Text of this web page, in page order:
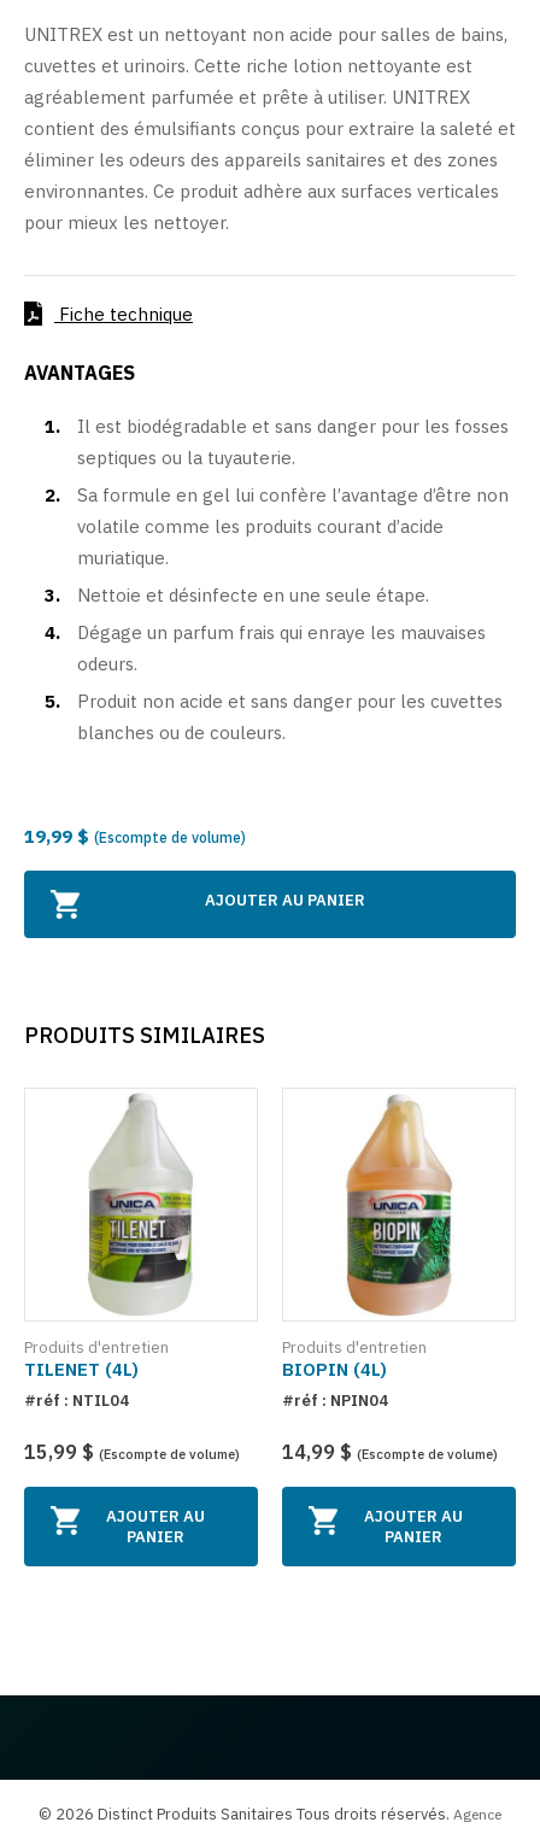
UNITREX est un nettoyant non acide pour salles de bains,
cuvettes et urinoirs. Cette riche lotion nettoyante est
agréablement parfumée et prête à utiliser. UNITREX
contient des émulsifiants conçus pour extraire la saleté et
éliminer les odeurs des appareils sanitaires et des zones
environnantes. Ce produit adhère aux surfaces verticales
pour mieux les nettoyer.
Fiche technique
AVANTAGES
Il est biodégradable et sans danger pour les fosses
septiques ou la tuyauterie.
Sa formule en gel lui confère l’avantage d’être non
volatile comme les produits courant d’acide
muriatique.
Nettoie et désinfecte en une seule étape.
Dégage un parfum frais qui enraye les mauvaises
odeurs.
Produit non acide et sans danger pour les cuvettes
blanches ou de couleurs.
19,99 $ (Escompte de volume)
AJOUTER AU PANIER
PRODUITS SIMILAIRES
Produits d'entretien
TILENET (4L)
#réf : NTIL04
15,99 $ (Escompte de volume)
AJOUTER AU
PANIER
Produits d'entretien
BIOPIN (4L)
#réf : NPIN04
14,99 $ (Escompte de volume)
AJOUTER AU
PANIER
© 2026 Distinct Produits Sanitaires Tous droits réservés. Agence